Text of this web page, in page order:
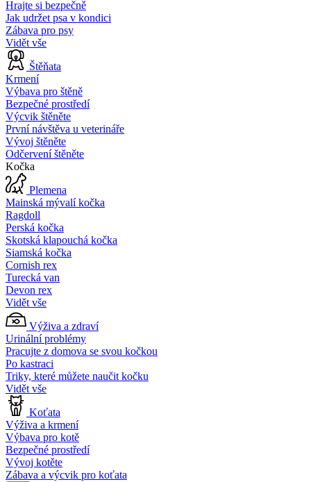
Hrajte si bezpečně
Jak udržet psa v kondici
Zábava pro psy
Vidět vše
Štěňata
Krmení
Výbava pro štěně
Bezpečné prostředí
Výcvik štěněte
První návštěva u veterináře
Vývoj štěněte
Odčervení štěněte
Kočka
Plemena
Mainská mývalí kočka
Ragdoll
Perská kočka
Skotská klapouchá kočka
Siamská kočka
Cornish rex
Turecká van
Devon rex
Vidět vše
Výživa a zdraví
Urinální problémy
Pracujte z domova se svou kočkou
Po kastraci
Triky, které můžete naučit kočku
Vidět vše
Koťata
Výživa a krmení
Výbava pro kotě
Bezpečné prostředí
Vývoj kotěte
Zábava a výcvik pro koťata